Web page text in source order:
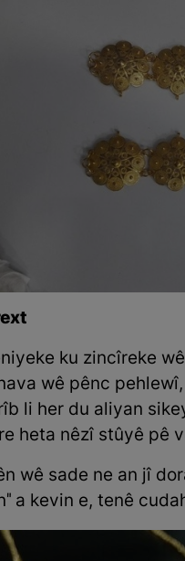
ku zincîreke
wê pênc
li her du aliyan
heta nêzî stûyê pê
wê sade ne an jî
a kevin e, tenê